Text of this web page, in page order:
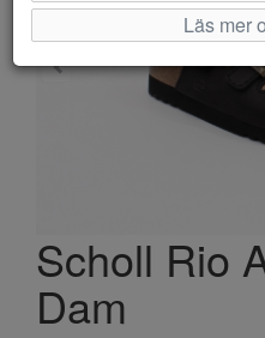
Scholl Rio
Dam
Läs mer